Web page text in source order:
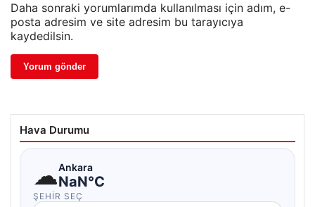
Daha sonraki yorumlarımda kullanılması için adım, e-
posta adresim ve site adresim bu tarayıcıya
kaydedilsin.
Hava Durumu
☁Ankara
NaN°C
ŞEHIR SEÇ